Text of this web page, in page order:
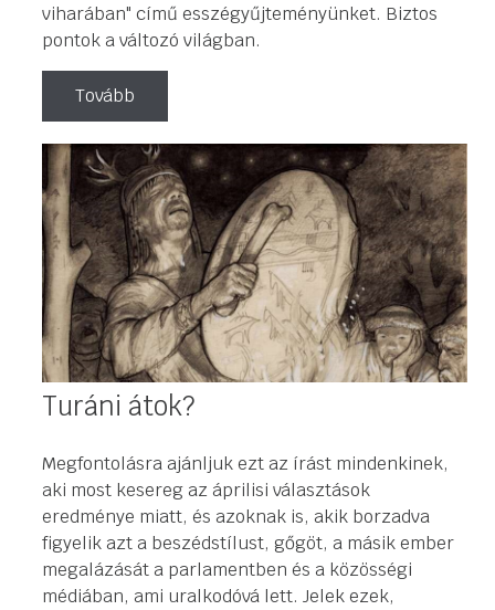
viharában" című esszégyűjteményünket. Biztos
pontok a változó világban.
Tovább
Turáni átok?
Megfontolásra ajánljuk ezt az írást mindenkinek,
aki most kesereg az áprilisi választások
eredménye miatt, és azoknak is, akik borzadva
figyelik azt a beszédstílust, gőgöt, a másik ember
megalázását a parlamentben és a közösségi
médiában, ami uralkodóvá lett. Jelek ezek,